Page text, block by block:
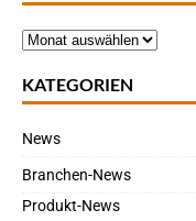
KATEGORIEN
News
Branchen-News
Produkt-News